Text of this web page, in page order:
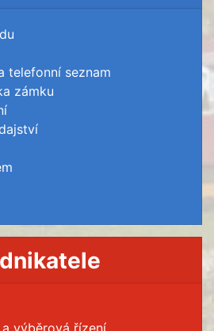
telefonní seznam
zámku